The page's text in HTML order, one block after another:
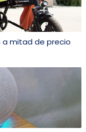
a mitad de precio